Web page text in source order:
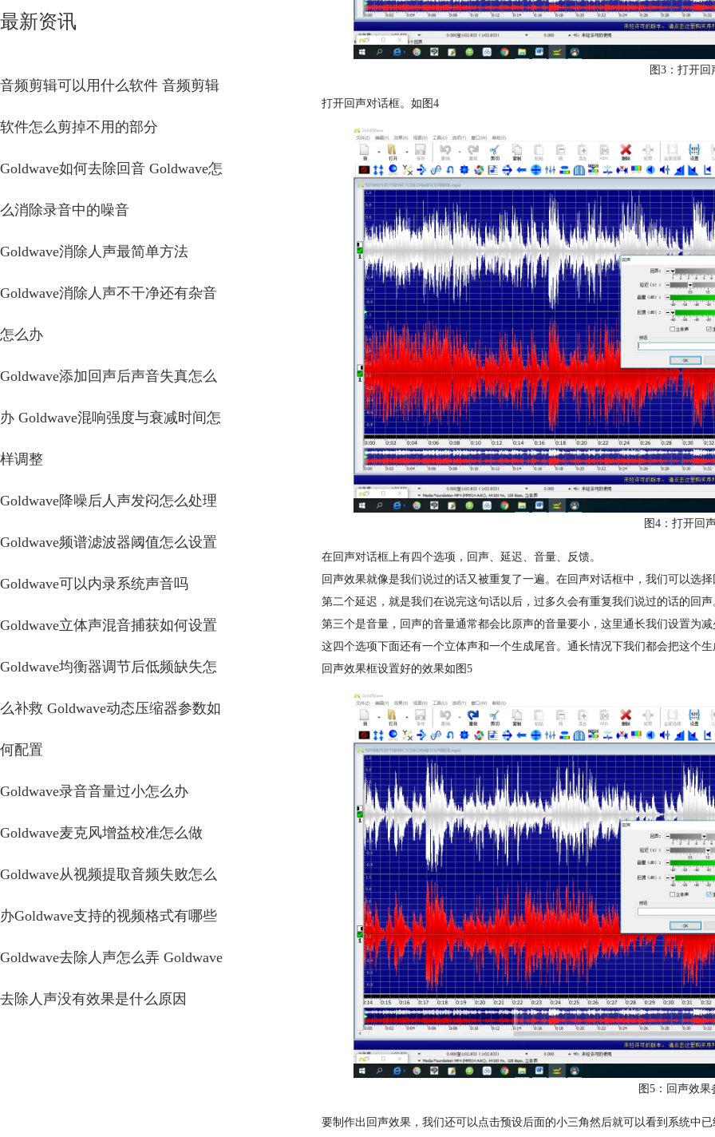
最新资讯
音频剪辑可以用什么软件 音频剪辑
软件怎么剪掉不用的部分
Goldwave如何去除回音 Goldwave怎
么消除录音中的噪音
Goldwave消除人声最简单方法
Goldwave消除人声不干净还有杂音
怎么办
Goldwave添加回声后声音失真怎么
办 Goldwave混响强度与衰减时间怎
样调整
Goldwave降噪后人声发闷怎么处理
Goldwave频谱滤波器阈值怎么设置
Goldwave可以内录系统声音吗
Goldwave立体声混音捕获如何设置
Goldwave均衡器调节后低频缺失怎
么补救 Goldwave动态压缩器参数如
何配置
Goldwave录音音量过小怎么办
Goldwave麦克风增益校准怎么做
Goldwave从视频提取音频失败怎么
办Goldwave支持的视频格式有哪些
Goldwave去除人声怎么弄 Goldwave
去除人声没有效果是什么原因
图3：打开回
打开回声对话框。如图4
图4：打开回
在回声对话框上有四个选项，回声、延迟、音量、反馈。
回声效果就像是我们说过的话又被重复了一遍。在回声对话框中，我们可以选
第二个延迟，就是我们在说完这句话以后，过多久会有重复我们说过的话的回
第三个是音量，回声的音量通常都会比原声的音量要小，这里通长我们设置为
这四个选项下面还有一个立体声和一个生成尾音。通长情况下我们都会把这个
回声效果框设置好的效果如图5
图5：回声效果
要制作出回声效果，我们还可以点击预设后面的小三角然后就可以看到系统中